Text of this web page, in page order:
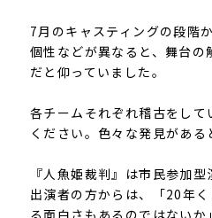
7月のキャスティングの段階
個性などが異なると、舞台
だと仰っていました。
各チームそれぞれ稽古をし
ください。色々な発見がある
『人魚姫裁判』は市民参加
出演者の方からは、「20年
る面白さもあるのではない